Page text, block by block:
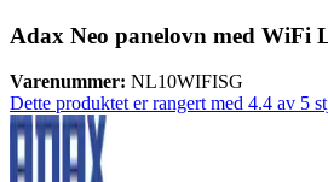
Adax Neo panelovn med WiFi
Varenummer: NL10WIFISG
Dette produktet er rangert med 4.4 av 5